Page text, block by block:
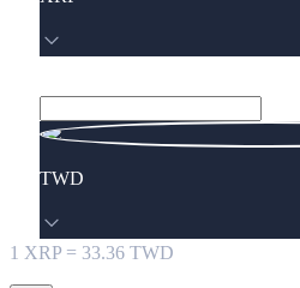
TWD
1 XRP = 33.36 TWD